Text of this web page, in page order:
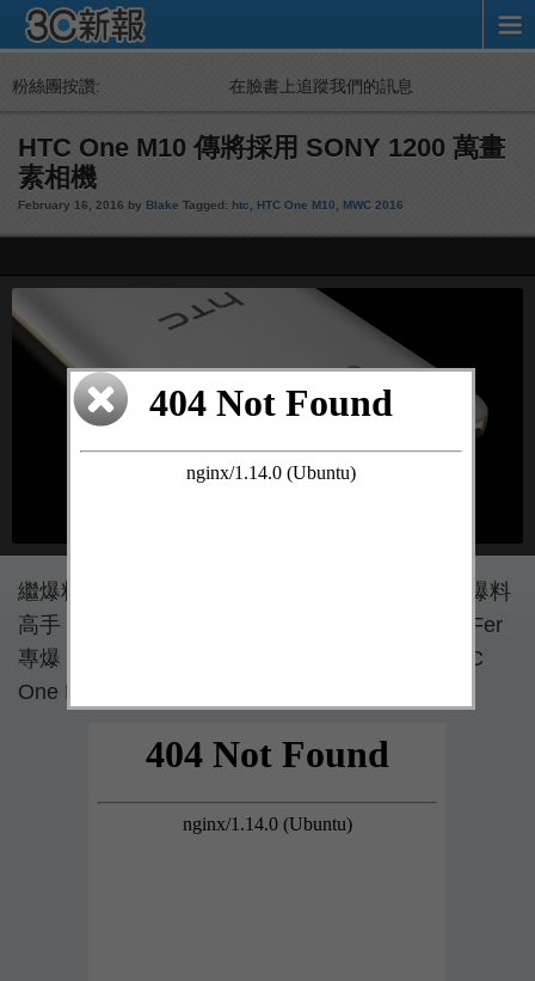
粉絲團按讚: 在臉書上追蹤我們的訊息
HTC One M10 傳將採用 SONY 1200 萬畫
素相機
February 16, 2016 by Blake Tagged: htc HTC One M10 MWC 2016
繼爆料大神 evleaks 之後，國外最近出現另一位爆料
高手 LlabTooFer，不同於其他人的是， LlabTooFer
專爆 HTC 的料，最新的一次爆料內容顯示，HTC
One M10 將採用 SONY 的 1200 萬畫素相機。